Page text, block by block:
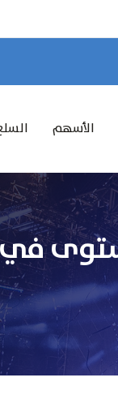
الأسهم